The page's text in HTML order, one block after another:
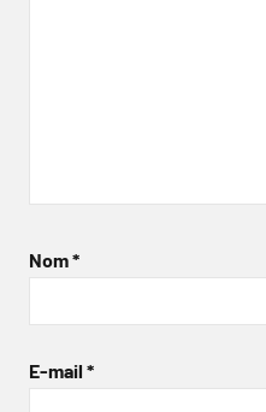
Nom*
E-mail *